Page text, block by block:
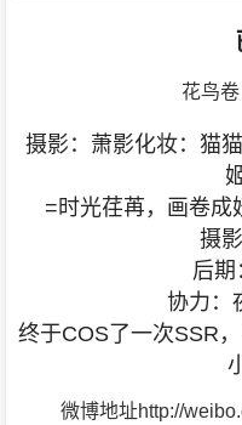
花鸟
摄影：萧影化妆：猫
=时光荏苒，画卷成
摄
后期
协力：
终于COS了一次SSR
微博地址http://